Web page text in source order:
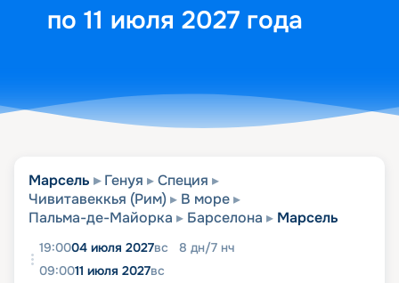
по 11 июля 2027 года
Марсель Генуя
Специя
Чивитавеккья (Рим)
В море
Пальма-де-Майорка
Барселона Марсель
19:0004 июля 2027вс 8 дн/7 нч
09:0011 июля 2027вс